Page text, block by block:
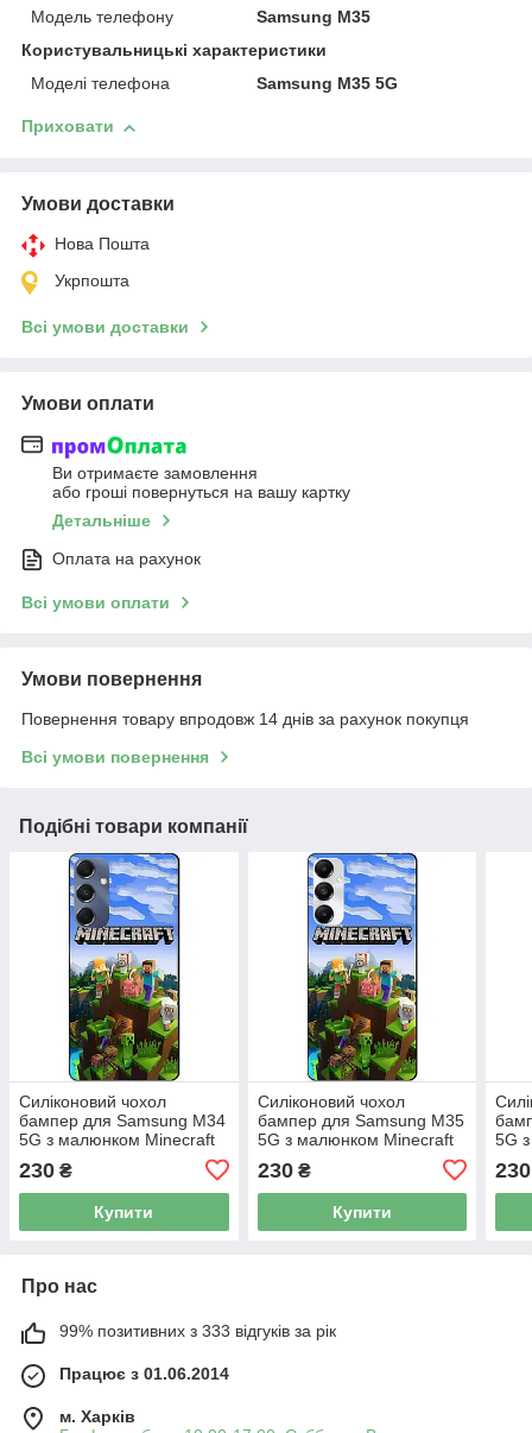
Модель телефону
Samsung M35
Користувальницькі характеристики
Моделі телефона
Samsung M35 5G
Приховати
Умови доставки
Нова Пошта
Укрпошта
Всі умови доставки
Умови оплати
Ви отримаєте замовлення
або гроші повернуться на вашу картку
Детальніше
Оплата на рахунок
Всі умови оплати
Умови повернення
Повернення товару впродовж 14 днів за рахунок покупця
Всі умови повернення
Подібні товари компанії
Силіконовий чохол
бампер для Samsung M34
5G з малюнком Minecraft
230 ₴
Купити
Силіконовий чохол
бампер для Samsung M35
5G з малюнком Minecraft
230₴
Купити
5G
230
Про нас
99% позитивних з 333 відгуків за рік
Працює з 01.06.2014
м. Харків